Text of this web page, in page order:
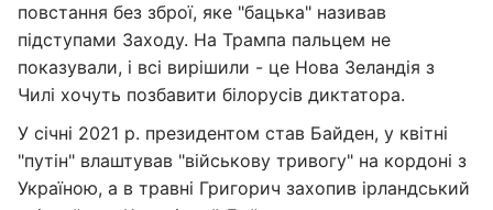
повстання без зброї, яке "бацька" називав
підступами Заходу. На Трампа пальцем не
показували, і всі вирішили - це Нова Зеландія з
Чилі хочуть позбавити білорусів диктатора.
У січні 2021 р. президентом став Байден, у квітні
"путін" влаштував "військову тривогу" на кордоні з
Україною, а в травні Григорич захопив ірландський